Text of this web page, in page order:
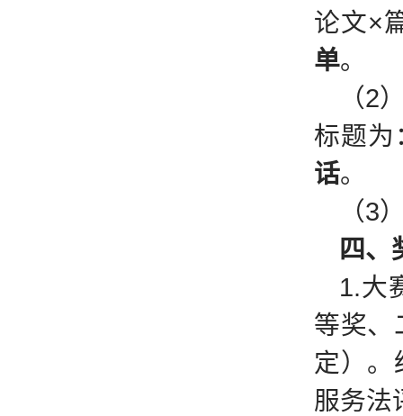
论文×
单。
（2
标题为
话。
（3
四、
1.大
等奖、
定）。
服务法